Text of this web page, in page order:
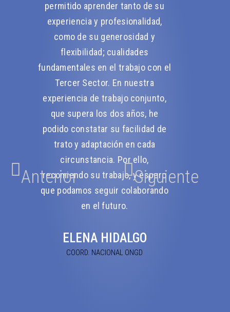
permitido aprender tanto de su
experiencia y profesionalidad,
como de su generosidad y
flexibilidad; cualidades
fundamentales en el trabajo con el
Tercer Sector. En nuestra
experiencia de trabajo conjunto,
que supera los dos años, he
podido constatar su facilidad de
trato y adaptación en cada
circunstancia. Por ello,
recomiendo su trabajo, y espero
que podamos seguir colaborando
en el futuro.
ELENA HIDALGO
COORD. NACIONAL ONGD
Anterior Siguiente